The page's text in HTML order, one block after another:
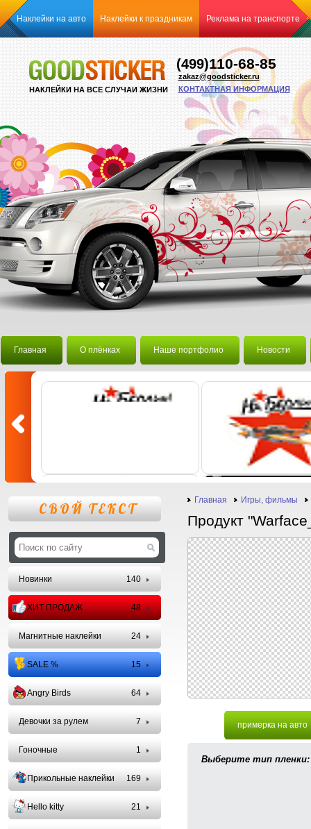
Наклейки на авто Наклейки к праздникам Реклама на транспорте
НАКЛЕЙКИ НА ВСЕ СЛУЧАИ ЖИЗНИ
(499)110-68-85
zakaz@goodsticker.ru
КОНТАКТНАЯ ИНФОРМАЦИЯ
Главная О плёнках Наше портфолио Новости
Главная Игры, фильмы
Продукт
примерка на авто
Выберите тип пленки:
СВОЙ ТЕКСТ
Новинки 140
ХИТ ПРОДАЖ 48
Магнитные наклейки 24
SALE % 15
Angry Birds 64
Девочки за рулем 7
Гоночные 1
Прикольные наклейки 169
Hello kitty 21